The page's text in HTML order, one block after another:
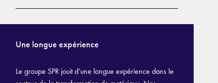
Une longue expérience
Le groupe SPR jouit d’une longue expérience dans le